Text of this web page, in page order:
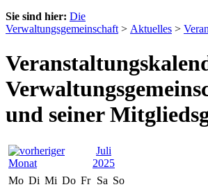
Sie sind hier: Die
Verwaltungsgemeinschaft > Aktuelles >
und seiner
Juli
2025
Mo Di Mi Do Fr Sa So